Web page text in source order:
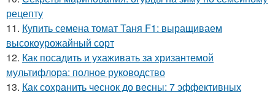
рецепту
11. Купить семена томат Таня F1: выращиваем
высокоурожайный сорт
12. Как посадить и ухаживать за хризантемой
мультифлора: полное руководство
13. Как сохранить чеснок до весны: 7 эффективных